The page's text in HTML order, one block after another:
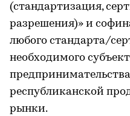
(стандартизация,
разрешения)» и
любого стандарта/
необходимого
республиканской
рынки.